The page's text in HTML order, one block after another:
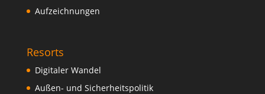
Aufzeichnungen
Resorts
Digitaler Wandel
Außen- und Sicherheitspolitik